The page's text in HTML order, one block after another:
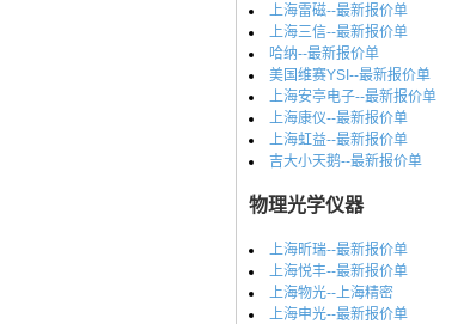
上海雷磁--最新报价单
上海三信--最新报价单
哈纳--最新报价单
美国维赛YSI--最新报价单
上海安亭电子--最新报价单
上海康仪--最新报价单
上海虹益--最新报价单
吉大小天鹅--最新报价单
物理光学仪器
上海昕瑞--最新报价单
上海悦丰--最新报价单
上海物光--上海精密
上海申光--最新报价单